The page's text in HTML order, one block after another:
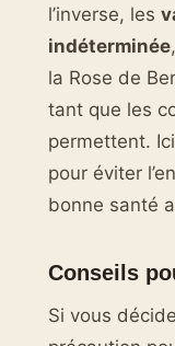
l’inverse, les
indéterminée
la Rose de
tant que les
permettent.
pour éviter
bonne santé
Conseils
Si vous